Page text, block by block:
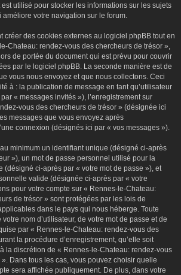
utilisé pour stocker les informations sur les sujets
améliore votre navigation sur le forum.
créer des cookies externes au logiciel phpBB tout en
Chateau: rendez-vous des chercheurs de trésor »,
de portée du document qui est prévu pour couvrir
par le logiciel phpBB. La seconde manière est de
vous nous envoyez et que nous collectons. Ceci
à : la publication de message en tant qu’utilisateur
« messages invités »), l’enregistrement sur
vous des chercheurs de trésor » (désignée ici
messages que vous envoyez après
connexion (désignés ici par « vos messages »).
minimum un identifiant unique (désigné ci-après
»), un mot de passe personnel utilisé pour la
(désigné ci-après par « votre mot de passe »), et
valide (désignée ci-après par « votre
pour votre compte sur « Rennes-le-Chateau:
de trésor » sont protégées par les lois de
dans le pays qui nous héberge. Toute
nom d’utilisateur, de votre mot de passe et de
par « Rennes-le-Chateau: rendez-vous des
la procédure d’enregistrement, qu’elle soit
la discrétion de « Rennes-le-Chateau: rendez-vous
Dans tous les cas, vous pouvez choisir quelle
sera affichée publiquement. De plus, dans votre